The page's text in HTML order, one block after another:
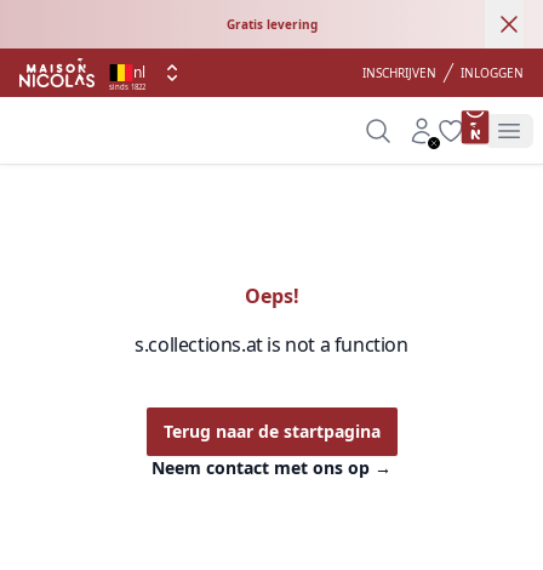
Gratis levering
sinds 1822
nl INSCHRIJVEN INLOGGEN
SearchAccount
Wishlist
Oeps!
s.collections.at is not a function
Terug naar de startpagina
Neem contact met ons op →